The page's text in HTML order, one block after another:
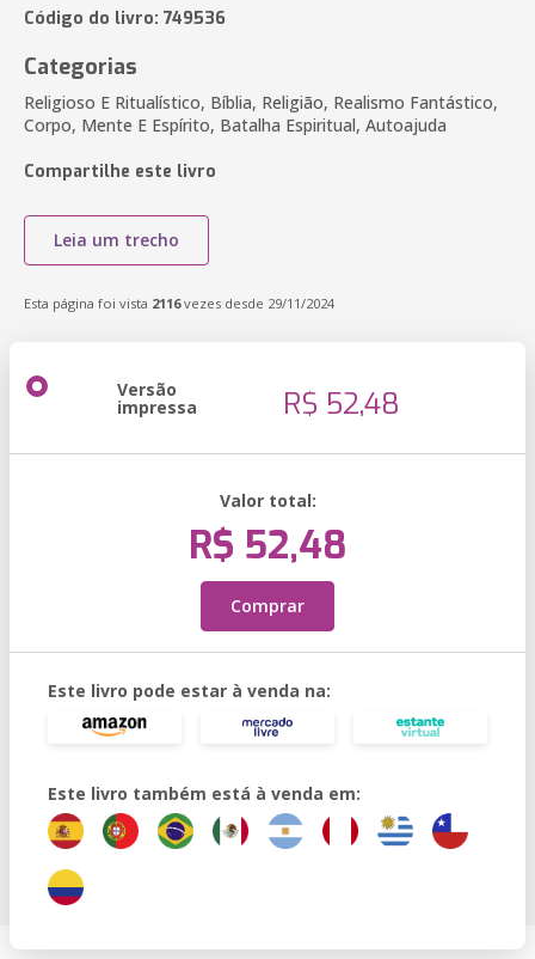
Código do livro: 749536
Categorias
Religioso E Ritualístico, Bíblia, Religião, Realismo Fantástico,
Corpo, Mente E Espírito, Batalha Espiritual, Autoajuda
Compartilhe este livro
Leia um trecho
Esta página foi vista 2116vezes desde 29/11/2024
Versão
impressa R$ 52,48
Valor total:
R$ 52,48
Comprar
Este livro pode estar à venda na:
Este livro também está à venda em: